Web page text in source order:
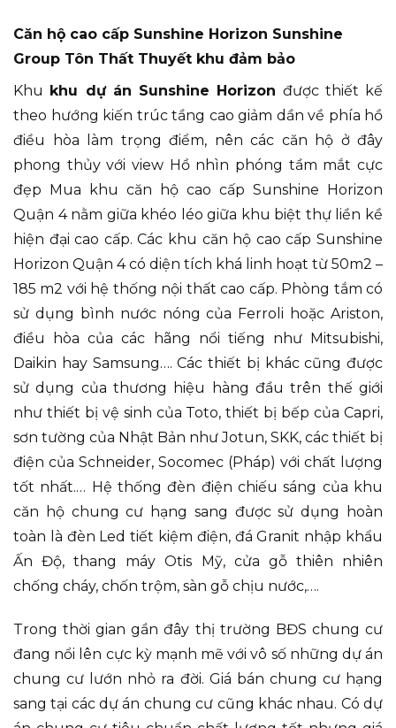
Căn hộ cao cấp Sunshine Horizon Sunshine
Group Tôn Thất Thuyết khu đảm bảo
Khu khu dự án Sunshine Horizon được thiết kế
theo hướng kiến trúc tầng cao giảm dần về phía hồ
điều hòa làm trọng điểm, nên các căn hộ ở đây
phong thủy với view Hồ nhìn phóng tầm mắt cực
đẹp Mua khu căn hộ cao cấp Sunshine Horizon
Quận 4 nằm giữa khéo léo giữa khu biệt thự liền kề
hiện đại cao cấp. Các khu căn hộ cao cấp Sunshine
Horizon Quận 4 có diện tích khá linh hoạt từ 50m2 –
185 m2 với hệ thống nội thất cao cấp. Phòng tắm có
sử dụng bình nước nóng của Ferroli hoặc Ariston,
điều hòa của các hãng nổi tiếng như Mitsubishi,
Daikin hay Samsung…. Các thiết bị khác cũng được
sử dụng của thương hiệu hàng đầu trên thế giới
như thiết bị vệ sinh của Toto, thiết bị bếp của Capri,
sơn tường của Nhật Bản như Jotun, SKK, các thiết bị
điện của Schneider, Socomec (Pháp) với chất lượng
tốt nhất.… Hệ thống đèn điện chiếu sáng của khu
căn hộ chung cư hạng sang được sử dụng hoàn
toàn là đèn Led tiết kiệm điện, đá Granit nhập khẩu
Ấn Độ, thang máy Otis Mỹ, cửa gỗ thiên nhiên
chống cháy, chốn trộm, sàn gỗ chịu nước,….
Trong thời gian gần đây thị trường BĐS chung cư
đang nổi lên cực kỳ mạnh mẽ với vô số những dự án
chung cư lướn nhỏ ra đời. Giá bán chung cư hạng
sang tại các dự án chung cư cũng khác nhau. Có dự